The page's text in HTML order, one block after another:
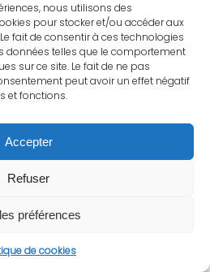
nous utilisons des
pour stocker et/ou accéder aux
fait de consentir à ces technologies
données telles que le comportement
sur ce site. Le fait de ne pas
peut avoir un effet négatif
et fonctions.
Accepter
Refuser
préférences
de cookies